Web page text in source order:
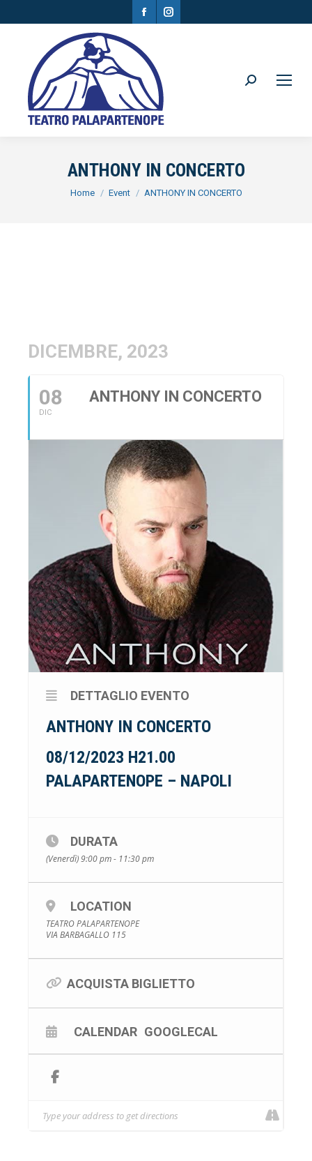
Facebook
opens
in
new
window
Instagram
Search:
ANTHONY IN CONCERTO
You are here:
Home Event ANTHONY IN CONCERTO
DICEMBRE, 2023
08
DIC
ANTHONY IN CONCERTO
DETTAGLIO EVENTO
ANTHONY IN CONCERTO
08/12/2023 H21.00
PALAPARTENOPE – NAPOLI
DURATA
(Venerdì) 9:00 pm - 11:30 pm
LOCATION
TEATRO PALAPARTENOPE
VIA BARBAGALLO 115
ACQUISTA BIGLIETTO
CALENDAR GOOGLECAL